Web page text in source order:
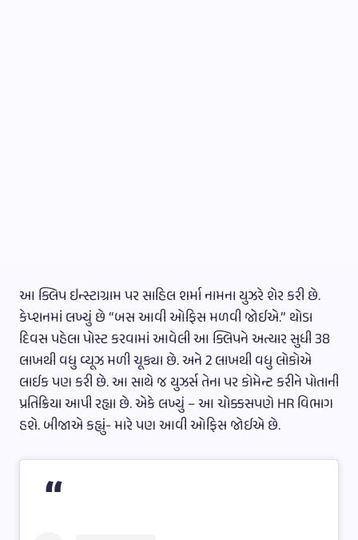
આ ક્લિપ ઇન્સ્ટાગ્રામ પર સાહિલ શર્મા નામના યુઝરે શેર કરી છે.
કેપ્શનમાં લખ્યું છે “બસ આવી ઓફિસ મળવી જોઈએ.” થોડા
દિવસ પહેલા પોસ્ટ કરવામાં આવેલી આ ક્લિપને અત્યાર સુધી 38
લાખથી વધુ વ્યૂઝ મળી ચૂક્યા છે. અને 2 લાખથી વધુ લોકોએ
લાઈક પણ કરી છે. આ સાથે જ યુઝર્સ તેના પર કોમેન્ટ કરીને પોતાની
પ્રતિક્રિયા આપી રહ્યા છે. એકે લખ્યું – આ ચોક્કસપણે HR વિભાગ
હશે. બીજાએ કહ્યું- મારે પણ આવી ઓફિસ જોઈએ છે.